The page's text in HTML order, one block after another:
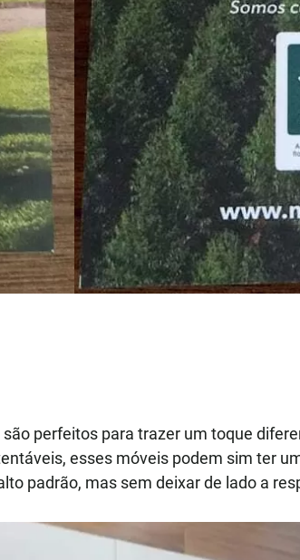
perfeitos para trazer um toque
esses móveis podem sim ter
padrão, mas sem deixar de lado a